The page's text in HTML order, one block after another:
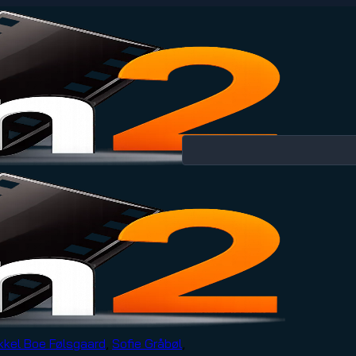
Boe Følsgaard Sofie Gråbøl